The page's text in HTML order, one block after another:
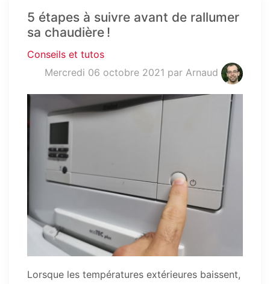
5 étapes à suivre avant de rallumer
sa chaudière !
Conseils et tutos
Mercredi 06 octobre 2021 par Arnaud
Lorsque les températures extérieures baissent,